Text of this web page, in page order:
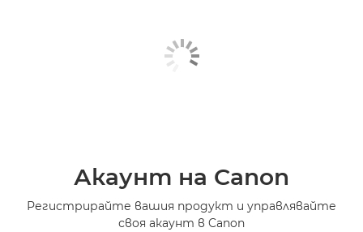
Акаунт на Canon
Регистрирайте вашия продукт и управлявайте
своя акаунт в Canon